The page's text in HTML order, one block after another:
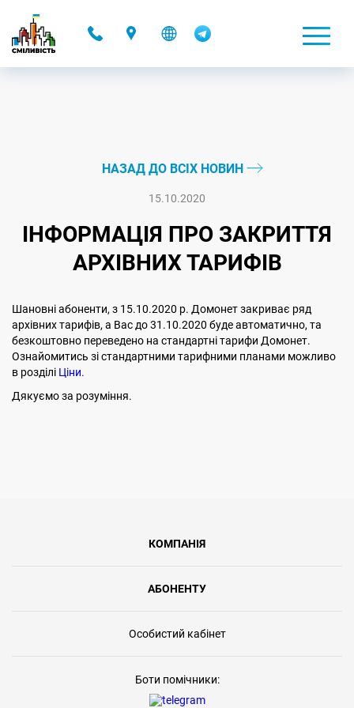
НАЗАД ДО ВСІХ НОВИН
15.10.2020
ІНФОРМАЦІЯ ПРО ЗАКРИТТЯ
АРХІВНИХ ТАРИФІВ
Шановні абоненти, з 15.10.2020 р. Домонет закриває ряд
архівних тарифів, а Вас до 31.10.2020 буде автоматично, та
безкоштовно переведено на стандартні тарифи Домонет.
Ознайомитись зі стандартними тарифними планами можливо
в розділі Ціни.
Дякуємо за розуміння.
КОМПАНІЯ
АБОНЕНТУ
Особистий кабінет
Боти помічники: